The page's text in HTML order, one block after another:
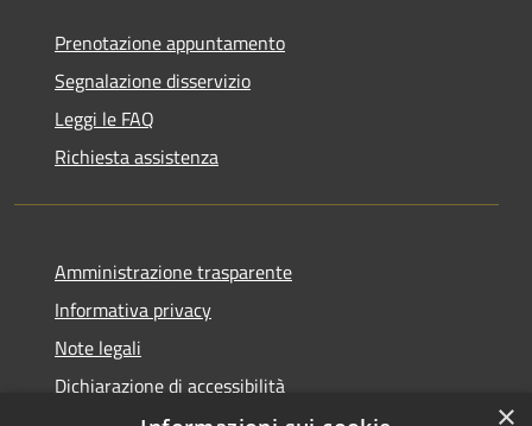
Prenotazione appuntamento
Segnalazione disservizio
Leggi le FAQ
Richiesta assistenza
Amministrazione trasparente
Informativa privacy
Note legali
Dichiarazione di accessibilità
×